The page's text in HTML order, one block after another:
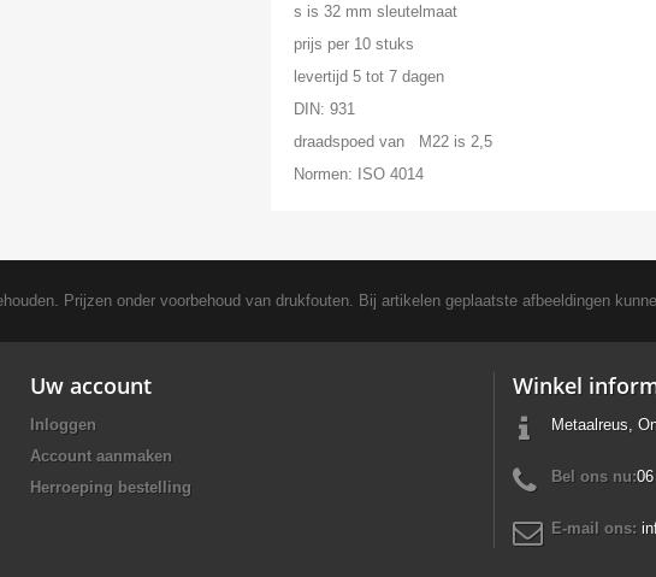
s is 32 mm sleutelmaat
prijs per 10 stuks
levertijd 5 tot 7 dagen
DIN: 931
draadspoed van M22 is 2,5
Normen: ISO 4014
Prijzen onder voorbehoud van drukfouten. Bij artikelen geplaatste afbeeldingen
Uw account
Inloggen
Account aanmaken
Herroeping bestelling
Winkel
Metaalreus,
Bel ons nu:
E-mail ons: